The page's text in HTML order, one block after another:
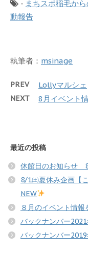
- まちスポ稲毛か
動報告
執筆者： msinage
PREV Lollyマルシェ
NEXT 8月イベント
最近の投稿
休館日のお知らせ
8/1㈯夏休み企画【
NEW
８月のイベント情
バックナンバー
バックナンバー